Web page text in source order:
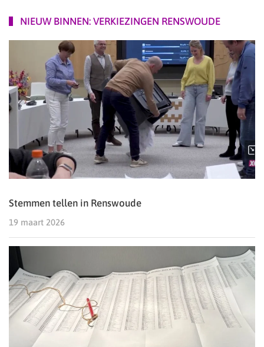
NIEUW BINNEN: VERKIEZINGEN RENSWOUDE
Stemmen tellen in Renswoude
19 maart 2026